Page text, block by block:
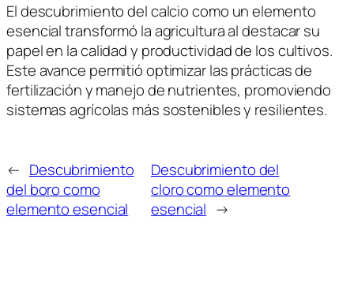
El descubrimiento del calcio como un elemento
esencial transformó la agricultura al destacar su
papel en la calidad y productividad de los cultivos.
Este avance permitió optimizar las prácticas de
fertilización y manejo de nutrientes, promoviendo
sistemas agrícolas más sostenibles y resilientes.
← Descubrimiento
del boro como
elemento esencial
Descubrimiento del
cloro como elemento
esencial →